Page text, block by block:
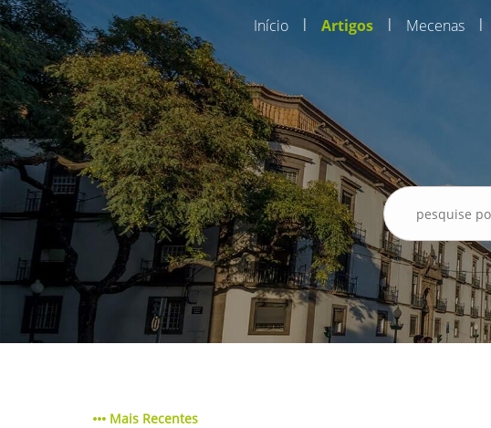
Início | Artigos | Mecenas |
Mais Recentes